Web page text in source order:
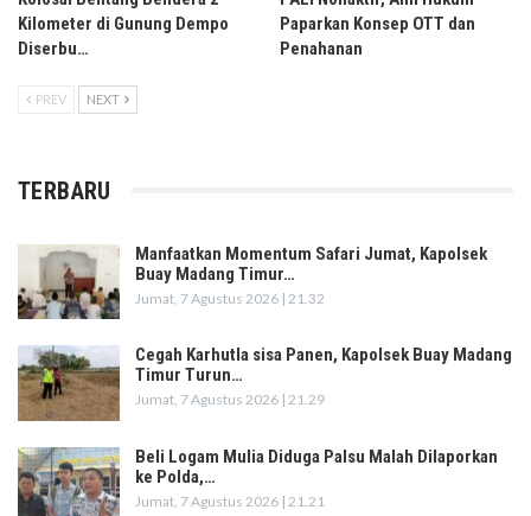
Kilometer di Gunung Dempo
Diserbu…
Paparkan Konsep OTT dan
Penahanan
PREV NEXT
TERBARU
Manfaatkan Momentum Safari Jumat, Kapolsek
Buay Madang Timur…
Jumat, 7 Agustus 2026 | 21.32
Cegah Karhutla sisa Panen, Kapolsek Buay Madang
Timur Turun…
Jumat, 7 Agustus 2026 | 21.29
Beli Logam Mulia Diduga Palsu Malah Dilaporkan
ke Polda,…
Jumat, 7 Agustus 2026 | 21.21